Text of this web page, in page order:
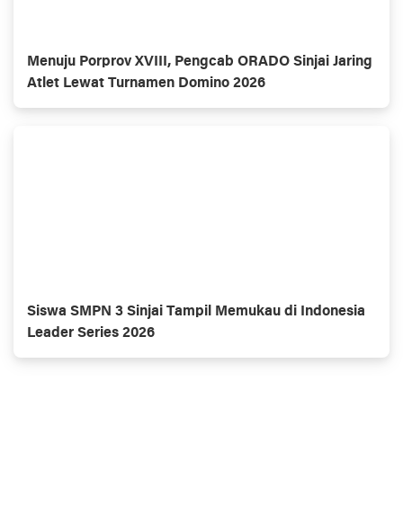
Menuju Porprov XVIII, Pengcab ORADO Sinjai Jaring
Atlet Lewat Turnamen Domino 2026
Siswa SMPN 3 Sinjai Tampil Memukau di Indonesia
Leader Series 2026